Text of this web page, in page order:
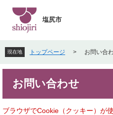
先
頭
で
を
飛
ば
本
文
塩尻市
現在地 トップページ > お問い合
お問い合わせ
ブラウザでCookie（クッキー）が